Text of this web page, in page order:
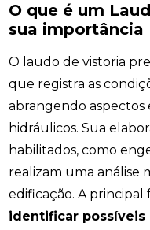
O que é um
sua importância
O laudo de vistoria
que registra as
abrangendo aspectos
hidráulicos. Sua
habilitados, como
realizam uma análise
edificação. A
identificar possíveis